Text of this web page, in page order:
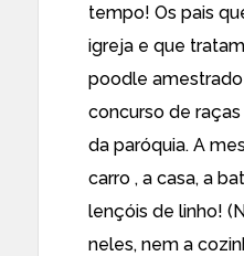
tempo! Os pais
igreja e que
poodle
concurso de
da paróquia. A
carro , a casa, a
lençóis de linho!
neles, nem a